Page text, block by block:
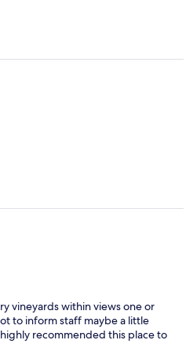
vineyards within views one or
to inform staff maybe a little
recommended this place to